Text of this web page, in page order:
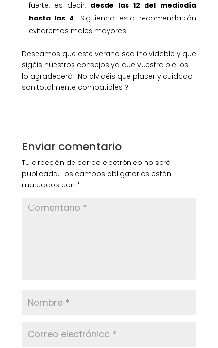
fuerte, es decir, desde las 12 del mediodía
hasta las 4. Siguiendo esta recomendación
evitaremos males mayores.
Deseamos que este verano sea inolvidable y que
sigáis nuestros consejos ya que vuestra piel os
lo agradecerá. No olvidéis que placer y cuidado
son totalmente compatibles ?
Enviar comentario
Tu dirección de correo electrónico no será
publicada. Los campos obligatorios están
marcados con *